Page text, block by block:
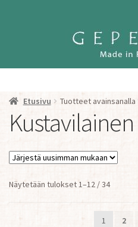
Etusivu
Jälleenmyyjät ja agentit
Etusivu Tuotteet avainsanalla
Kustavilainen
Näytetään tulokset 1–12 / 34Sorted
1
2